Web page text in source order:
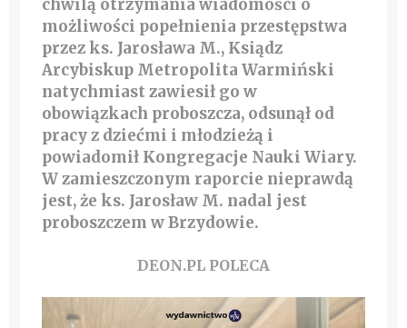
chwilą otrzymania wiadomości o
możliwości popełnienia przestępstwa
przez ks. Jarosława M., Ksiądz
Arcybiskup Metropolita Warmiński
natychmiast zawiesił go w
obowiązkach proboszcza, odsunął od
pracy z dziećmi i młodzieżą i
powiadomił Kongregacje Nauki Wiary.
W zamieszczonym raporcie nieprawdą
jest, że ks. Jarosław M. nadal jest
proboszczem w Brzydowie.
DEON.PL POLECA